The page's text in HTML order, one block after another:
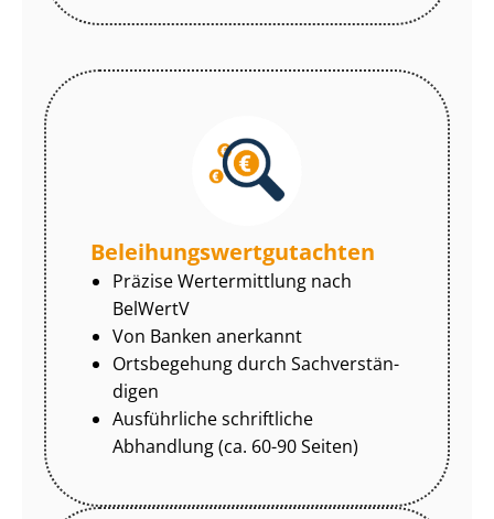
Be­lei­hungs­wert­gut­ach­ten
Präzise Wertermittlung nach
BelWertV
Von Banken anerkannt
Ortsbegehung durch Sach­ver­stän­
di­gen
Ausführliche schriftliche
Abhandlung (ca. 60-90 Seiten)